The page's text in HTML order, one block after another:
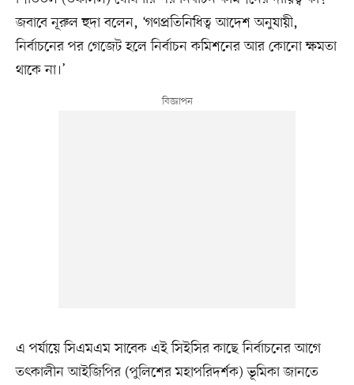
জবাবে নূরুল হুদা বলেন, ‘গণপ্রতিনিধিত্ব আদেশ অনুযায়ী,
নির্বাচনের পর গেজেট হলে নির্বাচন কমিশনের আর কোনো ক্ষমতা
থাকে না।’
এ পর্যায়ে সিএমএম সাবেক এই সিইসির কাছে নির্বাচনের আগে
তৎকালীন আইজিপির (পুলিশের মহাপরিদর্শক) ভূমিকা জানতে